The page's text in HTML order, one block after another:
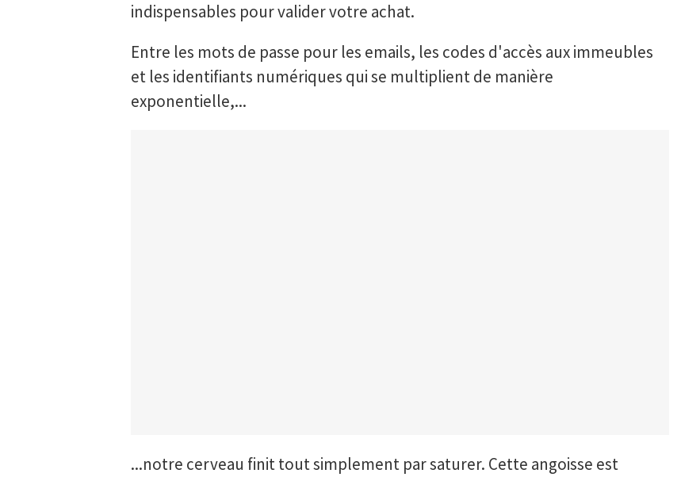
indispensables pour valider votre achat.
Entre les mots de passe pour les emails, les codes d'accès aux immeubles
et les identifiants numériques qui se multiplient de manière
exponentielle,...
...notre cerveau finit tout simplement par saturer. Cette angoisse est